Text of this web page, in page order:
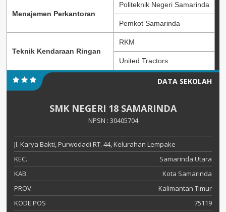
Menajemen Perkantoran
Politeknik Negeri Samarinda
Pemkot Samarinda
Teknik Kendaraan Ringan
RKM
United Tractors
DATA SEKOLAH
SMK NEGERI 18 SAMARINDA
NPSN : 30405704
Jl. Karya Bakti, Purwodadi RT. 44, Kelurahan Lempake
KEC.
Samarinda Utara
KAB.
Kota Samarinda
PROV.
Kalimantan Timur
KODE POS
75119